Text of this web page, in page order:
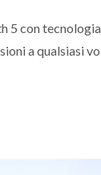
con
a qualsiasi